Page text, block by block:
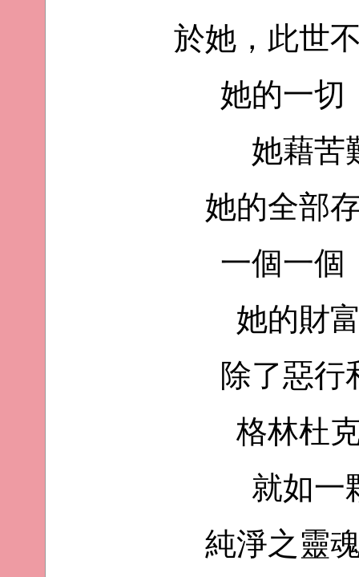
於她，此世
她的一切
她藉苦
她的全部
一個一個
她的財
除了惡行
格林杜
就如一
純淨之靈